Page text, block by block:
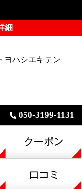
細
ヨハシエキテン
050-3199-1131